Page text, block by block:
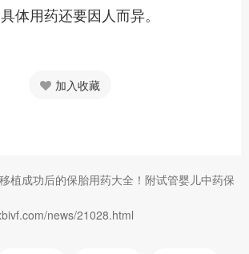
体用药还要因人而异。
加入收藏
植成功后的保胎用药大全！附试管婴儿中药保
news/21028.html